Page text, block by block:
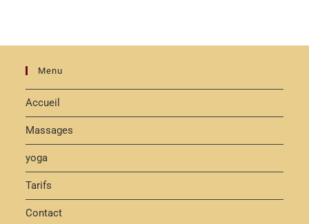
Menu
Accueil
Massages
yoga
Tarifs
Contact